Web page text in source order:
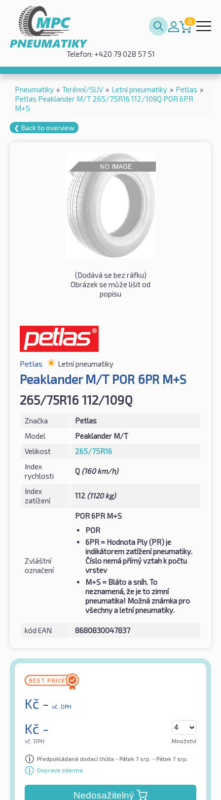
0
Telefon: +420 79 028 57 51
Pneumatiky » Terénní/SUV » Letní pneumatiky » Petlas »
Petlas Peaklander M/T 265/75R16 112/109Q POR 6PR
M+S
❮ Back to overview
(Dodává se bez ráfku)
Obrázek se může lišit od
popisu
Petlas Letní pneumatiky
Peaklander M/T POR 6PR M+S
265/75R16 112/109Q
Značka
Petlas
Model
Peaklander M/T
Velikost
265/75R16
Index
rychlosti
Q (160 km/h)
Index
zatížení
112 (1120 kg)
Zvláštní
označení
POR 6PR M+S
POR
6PR = Hodnota Ply (PR) je
indikátorem zatížení pneumatiky.
Číslo nemá přímý vztah k počtu
vrstev
M+S = Bláto a sníh. To
neznamená, že je to zimní
pneumatika! Možná známka pro
všechny a letní pneumatiky.
kód EAN 8680830047837
Kč - vč. DPH
Kč -
vč. DPH Množství
Předpokládaná dodací lhůta - Pátek 7 srp. - Pátek 7 srp.
Doprava zdarma
Nedosažitelný